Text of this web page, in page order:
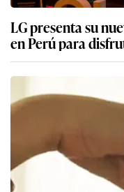
LG presenta su
en Perú para